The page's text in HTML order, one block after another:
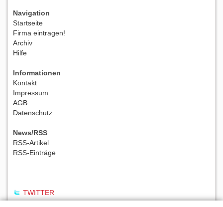
Navigation
Startseite
Firma eintragen!
Archiv
Hilfe
Informationen
Kontakt
Impressum
AGB
Datenschutz
News/RSS
RSS-Artikel
RSS-Einträge
TWITTER